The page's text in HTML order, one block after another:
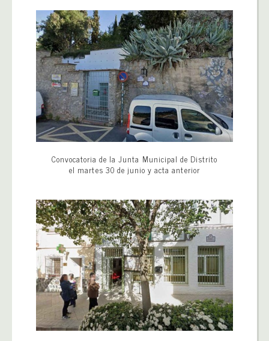
Convocatoria de la Junta Municipal de Distrito
el martes 30 de junio y acta anterior